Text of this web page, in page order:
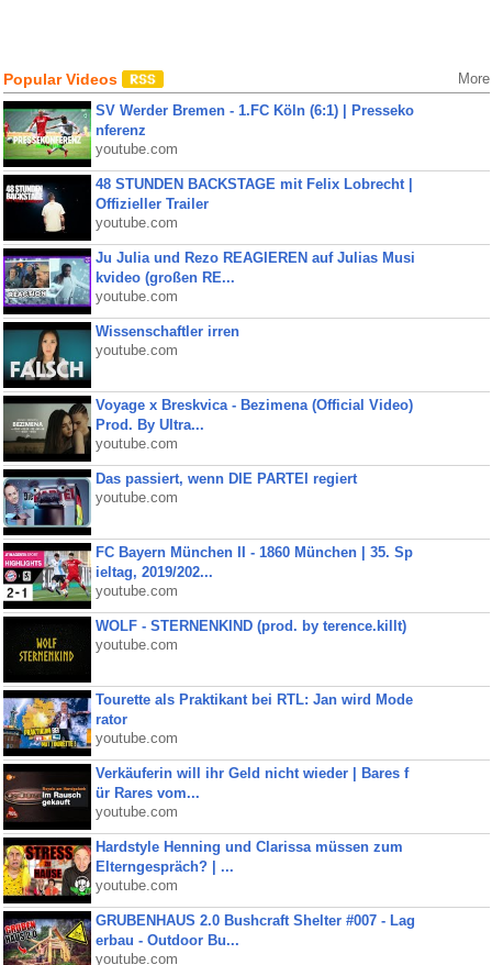
Popular Videos More
SV Werder Bremen - 1.FC Köln (6:1) | Presseko
nferenz
youtube.com
48 STUNDEN BACKSTAGE mit Felix Lobrecht |
Offizieller Trailer
youtube.com
Ju Julia und Rezo REAGIEREN auf Julias Musi
kvideo (großen RE...
youtube.com
Wissenschaftler irren
youtube.com
Voyage x Breskvica - Bezimena (Official Video)
Prod. By Ultra...
youtube.com
Das passiert, wenn DIE PARTEI regiert
youtube.com
FC Bayern München II - 1860 München | 35. Sp
ieltag, 2019/202...
youtube.com
WOLF - STERNENKIND (prod. by terence.killt)
youtube.com
Tourette als Praktikant bei RTL: Jan wird Mode
rator
youtube.com
Verkäuferin will ihr Geld nicht wieder | Bares f
ür Rares vom...
youtube.com
Hardstyle Henning und Clarissa müssen zum
Elterngespräch? | ...
youtube.com
GRUBENHAUS 2.0 Bushcraft Shelter #007 - Lag
erbau - Outdoor Bu...
youtube.com